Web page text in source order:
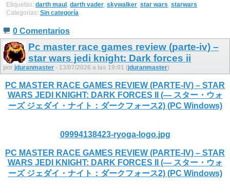
Etiquetas: darth maul , darth vader, skywalker, star wars, starwars
Categorías: Sin categoría
0 Comentarios
Pc master race games review (parte-iv) –
star wars jedi knight: Dark forces ii
por jduranmaster - 13/07/2026 a las 19:01 (jduranmaster)
PC MASTER RACE GAMES REVIEW (PARTE-IV) – STAR
WARS JEDI KNIGHT: DARK FORCES II (— スター・ウォ
ーズ ジェダイ・ナイト：ダークフォース2) (PC Windows)
09994138423-ryoga-logo.jpg
PC MASTER RACE GAMES REVIEW (PARTE-IV) – STAR
WARS JEDI KNIGHT: DARK FORCES II (— スター・ウォ
ーズ ジェダイ・ナイト：ダークフォース2) (PC Windows)